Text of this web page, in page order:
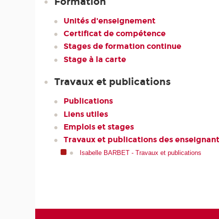
Unités d'enseignement
Certificat de compétence
Stages de formation continue
Stage à la carte
Travaux et publications
Publications
Liens utiles
Emplois et stages
Travaux et publications des
Isabelle BARBET - Travaux et publications